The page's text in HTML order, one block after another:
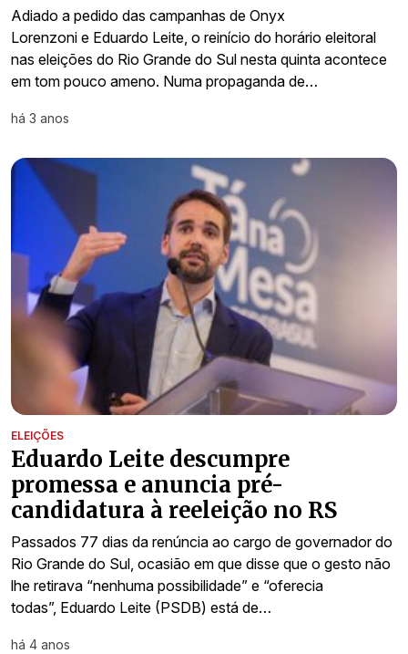
Adiado a pedido das campanhas de Onyx
Lorenzoni e Eduardo Leite, o reinício do horário eleitoral
nas eleições do Rio Grande do Sul nesta quinta acontece
em tom pouco ameno. Numa propaganda de…
há 3 anos
ELEIÇÕES
Eduardo Leite descumpre
promessa e anuncia pré-
candidatura à reeleição no RS
Passados 77 dias da renúncia ao cargo de governador do
Rio Grande do Sul, ocasião em que disse que o gesto não
lhe retirava “nenhuma possibilidade” e “oferecia
todas”, Eduardo Leite (PSDB) está de…
há 4 anos